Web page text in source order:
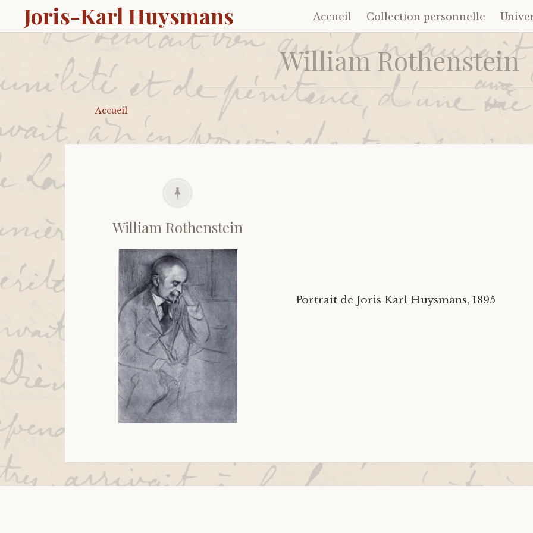
Joris-Karl Huysmans
Accéder
au
contenu
principal
Accueil Collection personnelle
William Rothenstein
Accueil
William Rothenstein
Portrait de Joris Karl Huysmans, 1895